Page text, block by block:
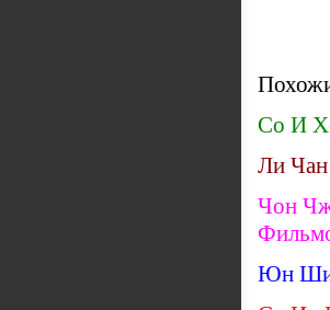
Со И
Ли
Чон
Юн Ши